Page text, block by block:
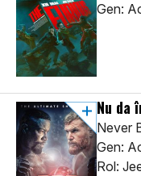
Gen:
Nu da
Never
Gen:
Rol: